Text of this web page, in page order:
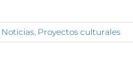
Noticias, Proyectos culturales